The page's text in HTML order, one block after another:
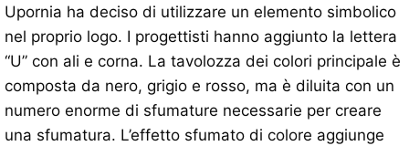
Upornia ha deciso di utilizzare un elemento simbolico
nel proprio logo. I progettisti hanno aggiunto la lettera
“U” con ali e corna. La tavolozza dei colori principale è
composta da nero, grigio e rosso, ma è diluita con un
numero enorme di sfumature necessarie per creare
una sfumatura. L’effetto sfumato di colore aggiunge